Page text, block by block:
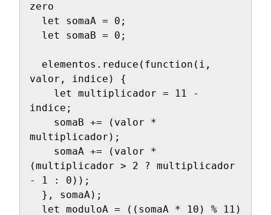
zero
valor, indice) {
indice;
multiplicador);
(multiplicador > 2 ? multiplicador
- 1 : 0));